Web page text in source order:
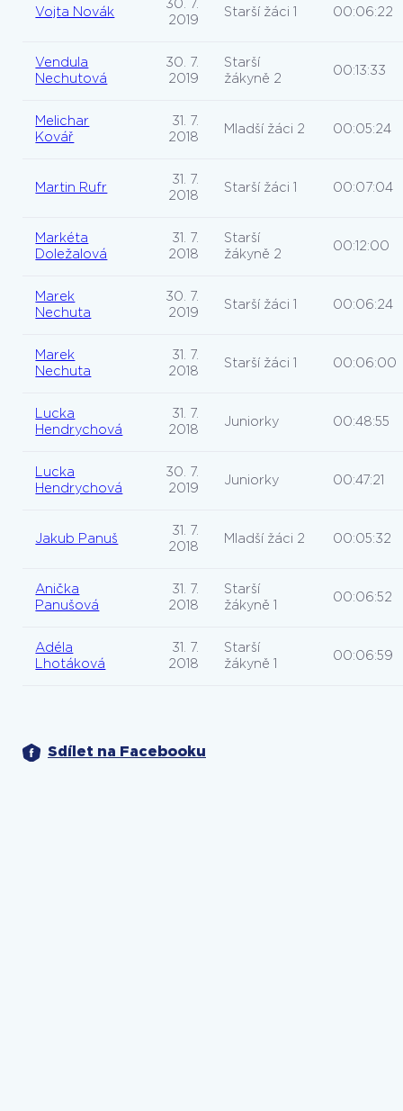
Vojta Novák
30. 7.
2019
Starší žáci 1 00:06:22
Vendula
Nechutová
30. 7.
2019
Starší
žákyně 2
00:13:33
Melichar
Kovář
31. 7.
2018
Mladší žáci 2 00:05:24
Martin Rufr
31. 7.
2018
Starší žáci 1 00:07:04
Markéta
Doležalová
31. 7.
2018
Starší
žákyně 2
00:12:00
Marek
Nechuta
30. 7.
2019
Starší žáci 1 00:06:24
Marek
Nechuta
31. 7.
2018
Starší žáci 1 00:06:00
Lucka
Hendrychová
31. 7.
2018
Juniorky 00:48:55
Lucka
Hendrychová
30. 7.
2019
Juniorky 00:47:21
Jakub Panuš
31. 7.
2018
Mladší žáci 2 00:05:32
Anička
Panušová
31. 7.
2018
Starší
žákyně 1
00:06:52
Adéla
Lhotáková
31. 7.
2018
Starší
žákyně 1
00:06:59
Sdílet na Facebooku